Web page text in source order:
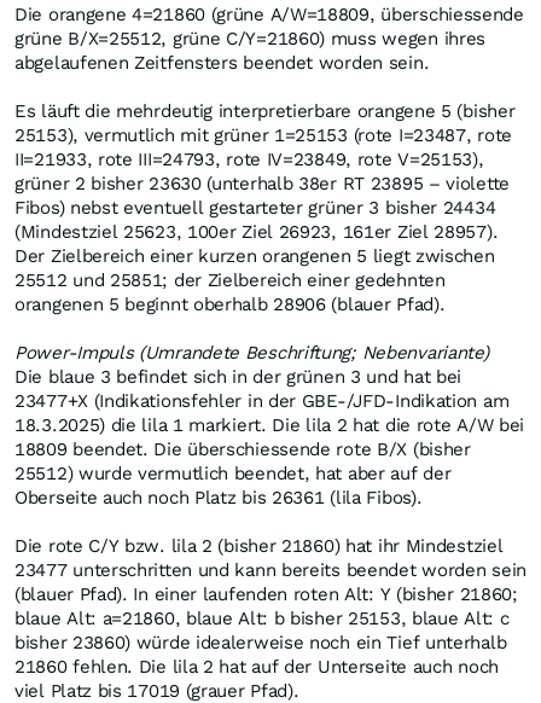
Die orangene 4=21860 (grüne A/W=18809, überschiessende
grüne B/X=25512, grüne C/Y=21860) muss wegen ihres
abgelaufenen Zeitfensters beendet worden sein.
Es läuft die mehrdeutig interpretierbare orangene 5 (bisher
25153), vermutlich mit grüner 1=25153 (rote I=23487, rote
II=21933, rote III=24793, rote IV=23849, rote V=25153),
grüner 2 bisher 23630 (unterhalb 38er RT 23895 – violette
Fibos) nebst eventuell gestarteter grüner 3 bisher 24434
(Mindestziel 25623, 100er Ziel 26923, 161er Ziel 28957).
Der Zielbereich einer kurzen orangenen 5 liegt zwischen
25512 und 25851; der Zielbereich einer gedehnten
orangenen 5 beginnt oberhalb 28906 (blauer Pfad).
Power-Impuls (Umrandete Beschriftung; Nebenvariante)
Die blaue 3 befindet sich in der grünen 3 und hat bei
23477+X (Indikationsfehler in der GBE-/JFD-Indikation am
18.3.2025) die lila 1 markiert. Die lila 2 hat die rote A/W bei
18809 beendet. Die überschiessende rote B/X (bisher
25512) wurde vermutlich beendet, hat aber auf der
Oberseite auch noch Platz bis 26361 (lila Fibos).
Die rote C/Y bzw. lila 2 (bisher 21860) hat ihr Mindestziel
23477 unterschritten und kann bereits beendet worden sein
(blauer Pfad). In einer laufenden roten Alt: Y (bisher 21860;
blaue Alt: a=21860, blaue Alt: b bisher 25153, blaue Alt: c
bisher 23860) würde idealerweise noch ein Tief unterhalb
21860 fehlen. Die lila 2 hat auf der Unterseite auch noch
viel Platz bis 17019 (grauer Pfad).